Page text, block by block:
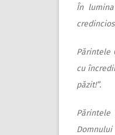
În
Părintele
cu
păzit!”.
Părintele